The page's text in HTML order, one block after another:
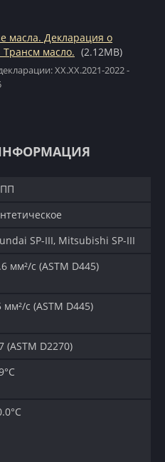
масла. Декларация о
Трансм масло. (2.12MB)
XX.XX.2021-2022 -
SP-III, Mitsubishi SP-III
мм²/с (ASTM D445)
мм²/с (ASTM D445)
(ASTM D2270)